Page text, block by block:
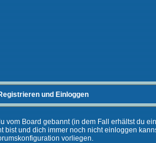
und Einloggen
Board gebannt (in dem Fall erhältst du
und dich immer noch nicht einloggen
vorliegen.